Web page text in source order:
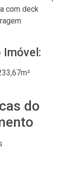
com deck
Imóvel:
do